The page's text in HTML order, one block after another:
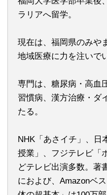
ラリアへ留学。
現在は、福岡県のみや
地域医療に力を注いで
専門は、糖尿病・高血
習慣病、漢方治療・ダ
たる。
NHK「あさイチ」、日
授業」、フジテレビ「
どテレビ出演多数。著
におよび、Amazonベ